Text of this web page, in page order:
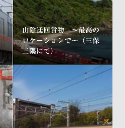
山陰迂回貨物 ～最高の
ロケーションで～（三保
三隅にて）